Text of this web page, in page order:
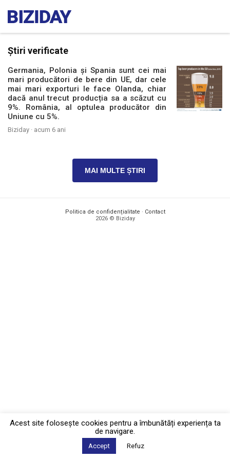
Știri verificate
Germania, Polonia și Spania sunt cei mai
mari producători de bere din UE, dar cele
mai mari exporturi le face Olanda, chiar
dacă anul trecut producția sa a scăzut cu
9%. România, al optulea producător din
Uniune cu 5%.
Biziday · acum 6 ani
MAI MULTE ȘTIRI
Politica de confidențialitate · Contact
2026 © Biziday
Acest site foloseşte cookies pentru a îmbunătăți experiența ta
de navigare.
Accept Refuz